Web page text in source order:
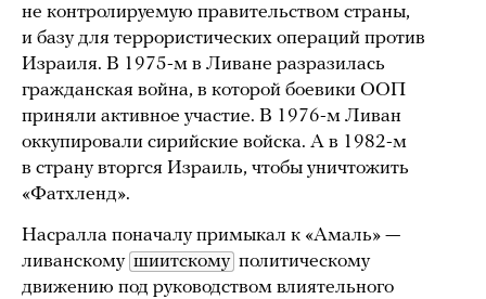
не контролируемую правительством страны,
и базу для террористических операций против
Израиля. В 1975-м в Ливане разразилась
гражданская война, в которой боевики ООП
приняли активное участие. В 1976-м Ливан
оккупировали сирийские войска. А в 1982-м
в страну вторгся Израиль, чтобы уничтожить
«Фатхленд».
Насралла поначалу примыкал к «Амаль» —
ливанскому шиитскому политическому
движению под руководством влиятельного